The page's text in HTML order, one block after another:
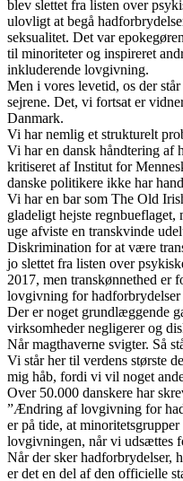
blev slettet fra listen over
ulovligt at begå
seksualitet. Det var
til minoriteter og inspireret
inkluderende lovgivning.
Men i vores levetid, os der
sejrene. Det, vi fortsat er
Danmark.
Vi har nemlig et strukturelt
Vi har en dansk håndtering af
kritiseret af Institut for
danske politikere ikke har
Vi har en bar som The Old
gladeligt hejste
uge afviste en transkvinde
Diskrimination for at være
jo slettet fra listen over
2017, men transkønnethed er
lovgivning for
Der er noget grundlæggende
virksomheder negligerer og
Når magthaverne svigter. Så
Vi står her til verdens største
mig håb, fordi vi vil noget
Over 50.000 danskere har
”Ændring af lovgivning for
er på tide, at
lovgivningen, når vi udsættes
Når der sker hadforbrydelser,
er det en del af den officielle